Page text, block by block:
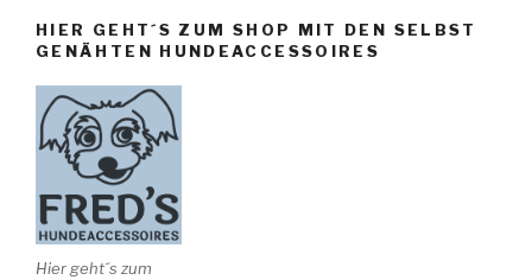
HIER GEHT´S ZUM SHOP MIT DEN SELBST
GENÄHTEN HUNDEACCESSOIRES
Hier geht´s zum